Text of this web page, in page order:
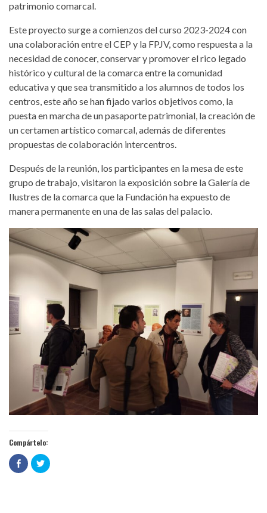
patrimonio comarcal.
Este proyecto surge a comienzos del curso 2023-2024 con
una colaboración entre el CEP y la FPJV, como respuesta a la
necesidad de conocer, conservar y promover el rico legado
histórico y cultural de la comarca entre la comunidad
educativa y que sea transmitido a los alumnos de todos los
centros, este año se han fijado varios objetivos como, la
puesta en marcha de un pasaporte patrimonial, la creación de
un certamen artístico comarcal, además de diferentes
propuestas de colaboración intercentros.
Después de la reunión, los participantes en la mesa de este
grupo de trabajo, visitaron la exposición sobre la Galería de
Ilustres de la comarca que la Fundación ha expuesto de
manera permanente en una de las salas del palacio.
Compártelo:
Haz
clic
para
Haz
clic